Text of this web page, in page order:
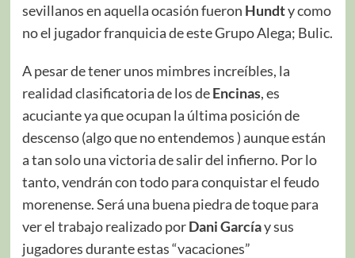
sevillanos en aquella ocasión fueron Hundty como
no el jugador franquicia de este Grupo Alega; Bulic.
A pesar de tener unos mimbres increíbles, la
realidad clasificatoria de los deEncinas, es
acuciante ya que ocupan la última posición de
descenso (algo que no entendemos ) aunque están
a tan solo una victoria de salir del infierno. Por lo
tanto, vendrán con todo para conquistar el feudo
morenense. Será una buena piedra de toque para
ver el trabajo realizado porDani Garcíay sus
jugadores durante estas “vacaciones”